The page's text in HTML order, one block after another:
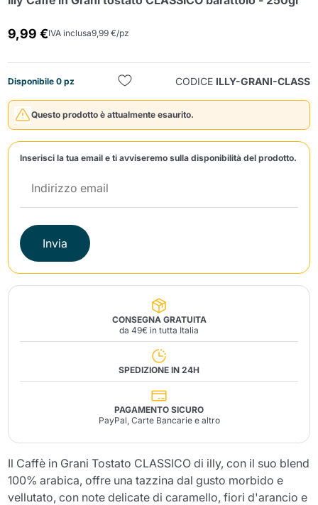
9,99 €IVA inclusa9,99 €/pz
Disponibile 0 pz CODICE ILLY-GRANI-CLASS
Questo prodotto è attualmente esaurito.
Inserisci la tua email e ti avviseremo sulla disponibilità del prodotto.
Invia
CONSEGNA GRATUITA
da 49€ in tutta Italia
SPEDIZIONE IN 24H
PAGAMENTO SICURO
PayPal, Carte Bancarie e altro
Il Caffè in Grani Tostato CLASSICO di illy, con il suo blend
100% arabica, offre una tazzina dal gusto morbido e
vellutato, con note delicate di caramello, fiori d'arancio e
Invia